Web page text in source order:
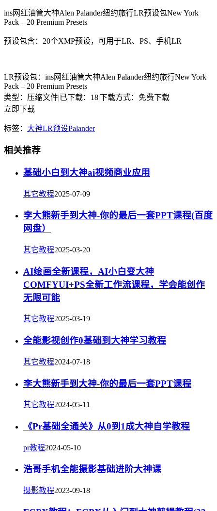
ins网红油管大神Alen Palander纽约旅行LR预设包New York
Pack – 20 Premium Presets
预设包含：20个XMP预设，可用于LR、PS、手机LR
LR预设包：ins网红油管大神Alen Palander纽约旅行New York
Pack – 20 Premium Presets
类型：压缩文件|已下载：18|下载方式：免费下载
立即下载
标签： 大神LR预设Palander
相关推荐
基础小白到大神ai视频商业应用
其它教程2025-07-09
李大熊新手到大神-你的最后一套PPT课程(百度
网盘）
其它教程2025-03-20
AI绘画全新课程，AI小白变大神
COMFYUI+PS全新工作流课程，学会能创作
无限可能
其它教程2025-03-19
全能影视创作0基础到大神学习教程
其它教程2024-07-18
李大熊新手到大神-你的最后一套PPT课程
其它教程2024-05-11
《Pr基础全通关》从0到1成大神自学教程
pr教程2024-05-10
浩哥手机全能摄影基础进阶大神课
摄影教程2023-09-18